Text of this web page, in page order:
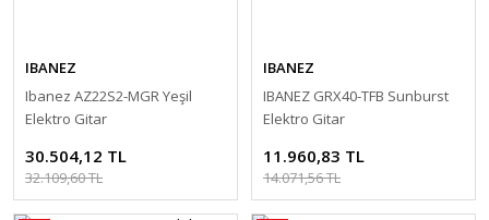
IBANEZ
Ibanez AZ22S2-MGR Yeşil
Elektro Gitar
30.504,12 TL
32.109,60 TL
IBANEZ
IBANEZ GRX40-TFB Sunburst
Elektro Gitar
11.960,83 TL
14.071,56 TL